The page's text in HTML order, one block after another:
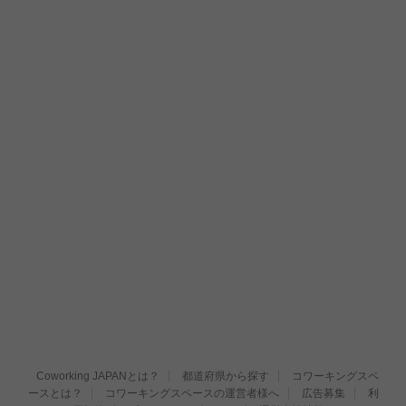
Coworking JAPANとは？ 都道府県から探す
コワーキングスペ
ースとは？
コワーキングスペースの運営者様へ 広告募集
利